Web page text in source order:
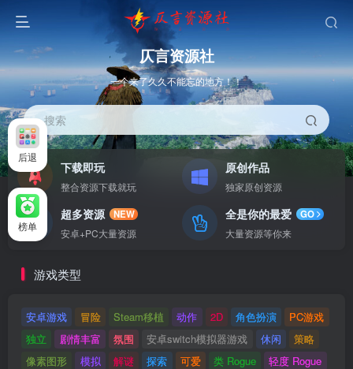
仄言资源社
一个来了久久不能忘的地方！！
搜索
下载即玩
整合资源下载就玩
原创作品
独家原创资源
超多资源
NEW
安卓+PC大量资源
全是你的最爱
GO
大量资源等你来
游戏类型
安卓游戏 冒险 Steam移植 动作 2D 角色扮演
PC游戏
独立
剧情丰富 氛围 安卓switch模拟器游戏 休闲
策略
像素图形
模拟 解谜 探索 可爱 类 Rogue 轻度 Rogue
后退
榜单